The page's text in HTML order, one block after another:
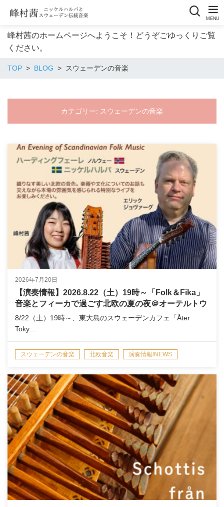
峰村茜のホームページへようこそ！どうぞごゆっくりご覧
ください。
TOP BLOG スウェーデンの音楽
カテゴリー: スウェーデンの音楽
2026年7月20日
【演奏情報】2026.8.22（土）19時～「Folk＆Fika」
音楽とフィーカで過ごす北欧の夏の夜＠オーテルトウ
キョウ（東大島）
8/22（土）19時～、東大島のスウェーデンカフェ「Åter
Toky…
スウェーデンの音楽 北欧音楽 演奏情報/NEWS